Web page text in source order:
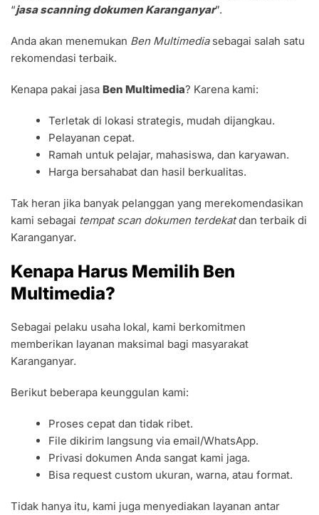
“jasa scanning dokumen Karanganyar”.
Anda akan menemukan Ben Multimediasebagai salah satu
rekomendasi terbaik.
Kenapa pakai jasa Ben Multimedia? Karena kami:
Terletak di lokasi strategis, mudah dijangkau.
Pelayanan cepat.
Ramah untuk pelajar, mahasiswa, dan karyawan.
Harga bersahabat dan hasil berkualitas.
Tak heran jika banyak pelanggan yang merekomendasikan
kami sebagai tempat scan dokumen terdekatdan terbaik di
Karanganyar.
Kenapa Harus Memilih Ben
Multimedia?
Sebagai pelaku usaha lokal, kami berkomitmen
memberikan layanan maksimal bagi masyarakat
Karanganyar.
Berikut beberapa keunggulan kami:
Proses cepat dan tidak ribet.
File dikirim langsung via email/WhatsApp.
Privasi dokumen Anda sangat kami jaga.
Bisa request custom ukuran, warna, atau format.
Tidak hanya itu, kami juga menyediakan layanan antar